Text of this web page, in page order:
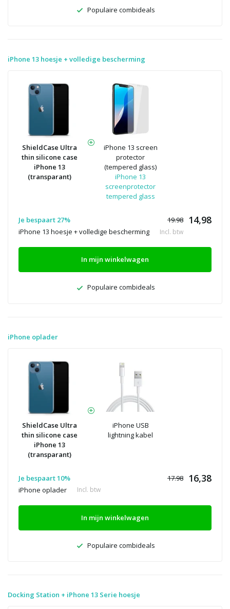
Populaire combideals
iPhone 13 hoesje + volledige bescherming
ShieldCase Ultra
thin silicone case
iPhone 13
(transparant)
iPhone 13 screen
protector
(tempered glass)
iPhone 13
screenprotector
tempered glass
Je bespaart 27% 19.98 14,98
iPhone 13 hoesje + volledige bescherming Incl. btw
In mijn winkelwagen
Populaire combideals
iPhone oplader
ShieldCase Ultra
thin silicone case
iPhone 13
(transparant)
iPhone USB
lightning kabel
Je bespaart 10% 17.98 16,38
iPhone oplader Incl. btw
In mijn winkelwagen
Populaire combideals
Docking Station + iPhone 13 Serie hoesje